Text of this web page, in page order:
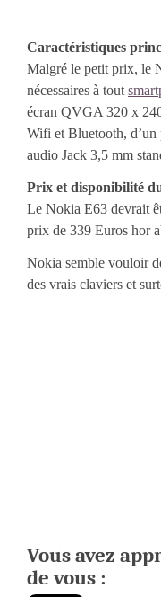
Caractéristiques
Malgré le petit prix, le
nécessaires à tout
écran QVGA 320 x
Wifi et Bluetooth, d’un
audio Jack 3,5 mm
Prix et disponibilité
Le Nokia E63 devrait
prix de 339 Euros hor
Nokia semble vouloir
des vrais claviers et
Vous avez
de vous :